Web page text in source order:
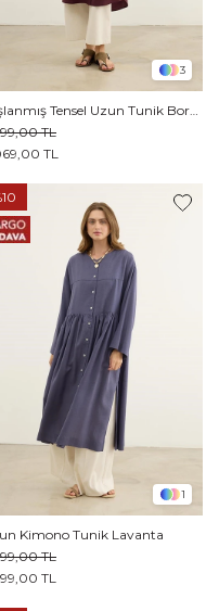
3
TL
TL
1
Kimono Tunik Lavanta
TL
TL